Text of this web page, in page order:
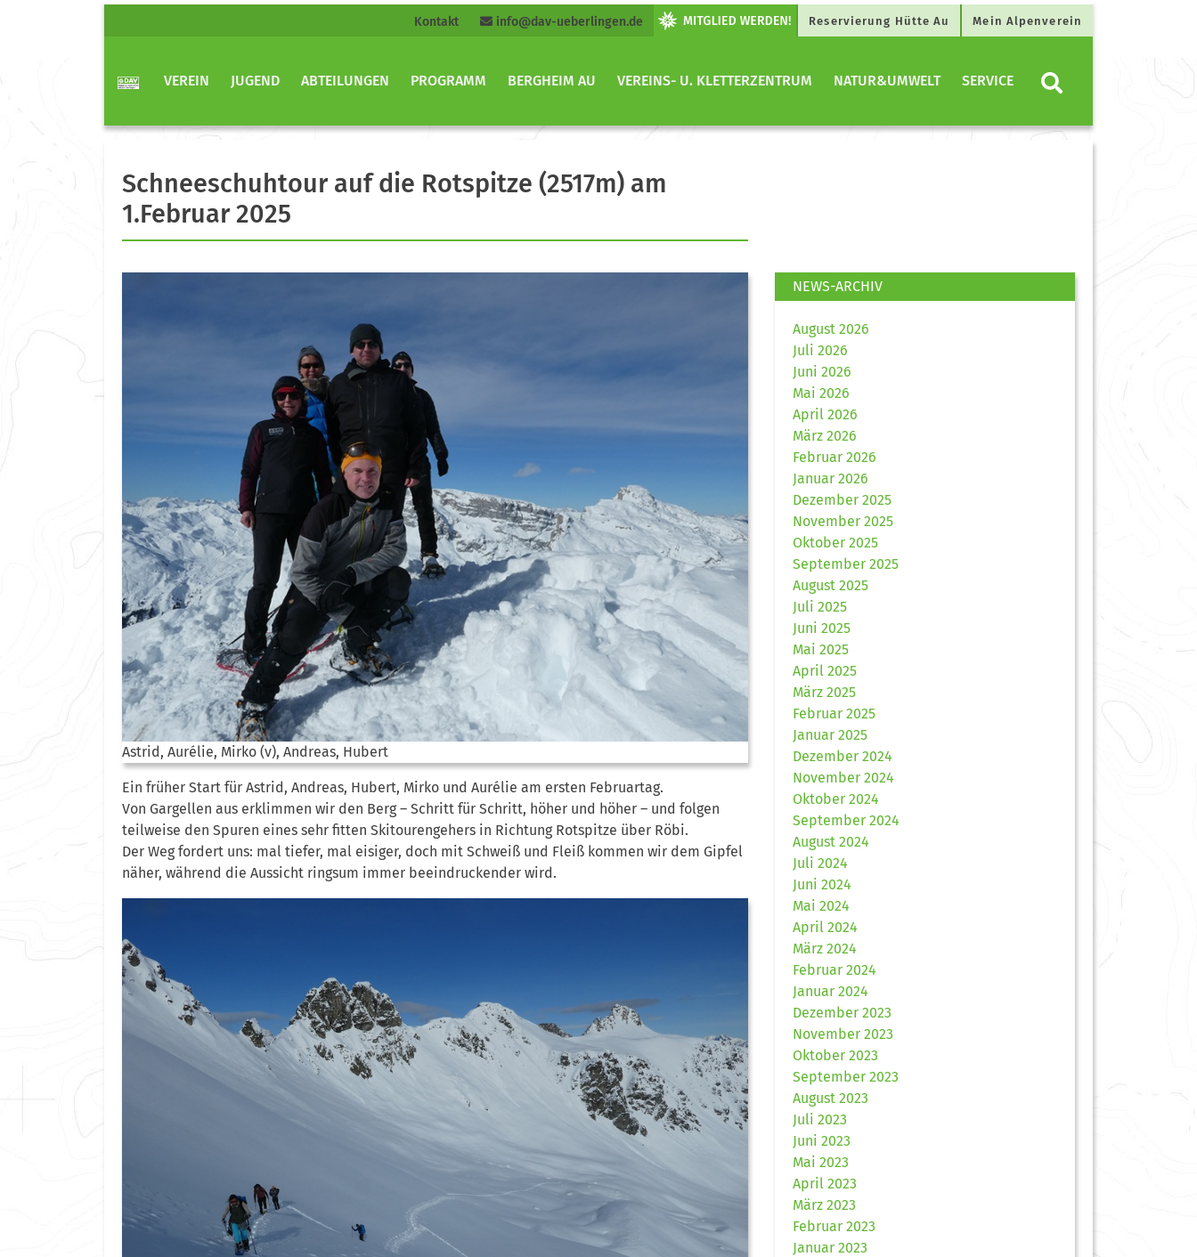
Kontakt info@dav-ueberlingen.de Reservierung Hütte Au Mein Alpenverein
VEREIN JUGEND ABTEILUNGEN PROGRAMM BERGHEIM AU VEREINS- U. KLETTERZENTRUM NATUR&UMWELT SERVICE
Schneeschuhtour auf die Rotspitze (2517m) am
1.Februar 2025
Astrid, Aurélie, Mirko (v), Andreas, Hubert
Ein früher Start für Astrid, Andreas, Hubert, Mirko und Aurélie am ersten Februartag.
Von Gargellen aus erklimmen wir den Berg – Schritt für Schritt, höher und höher – und folgen
teilweise den Spuren eines sehr fitten Skitourengehers in Richtung Rotspitze über Röbi.
Der Weg fordert uns: mal tiefer, mal eisiger, doch mit Schweiß und Fleiß kommen wir dem Gipfel
näher, während die Aussicht ringsum immer beeindruckender wird.
NEWS-ARCHIV
August 2026
Juli 2026
Juni 2026
Mai 2026
April 2026
März 2026
Februar 2026
Januar 2026
Dezember 2025
November 2025
Oktober 2025
September 2025
August 2025
Juli 2025
Juni 2025
Mai 2025
April 2025
März 2025
Februar 2025
Januar 2025
Dezember 2024
November 2024
Oktober 2024
September 2024
August 2024
Juli 2024
Juni 2024
Mai 2024
April 2024
März 2024
Februar 2024
Januar 2024
Dezember 2023
November 2023
Oktober 2023
September 2023
August 2023
Juli 2023
Juni 2023
Mai 2023
April 2023
März 2023
Februar 2023
Januar 2023